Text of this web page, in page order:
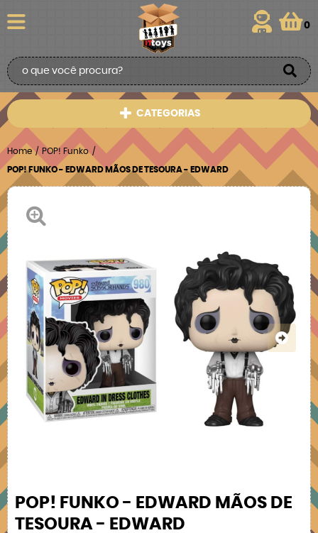
0
CATEGORIAS
Home POP! Funko
POP! FUNKO - EDWARD MÃOS DE TESOURA - EDWARD
POP! FUNKO - EDWARD MÃOS DE
TESOURA - EDWARD